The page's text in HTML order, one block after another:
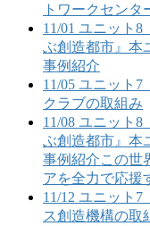
トワークセンタ
11/01 ユニット
ぶ創造都市』本
事例紹介
11/05 ユニット
クラブの取組み
11/08 ユニット
ぶ創造都市』本
事例紹介この世
アを全力で応援
11/12 ユニット
ス創造機構の取